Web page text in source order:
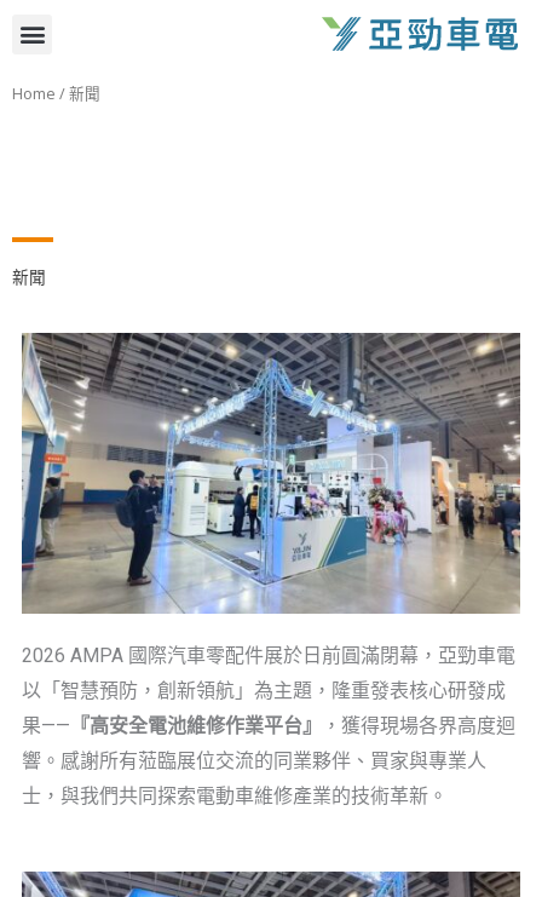
要
選
單
Home / 新聞
新聞
2026 AMPA 國際汽車零配件展於日前圓滿閉幕，亞勁車電
以「智慧預防，創新領航」為主題，隆重發表核心研發成
果—— 『高安全電池維修作業平台』
，獲得現場各界高度迴
響。感謝所有蒞臨展位交流的同業夥伴、買家與專業人
士，與我們共同探索電動車維修產業的技術革新。